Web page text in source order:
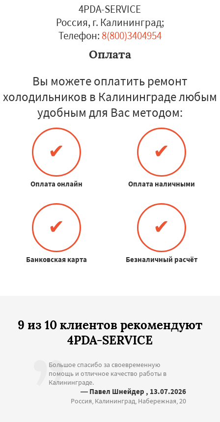
4PDA-SERVICE
Россия, г. Калининград;
Телефон: 8(800)3404954
Оплата
Вы можете оплатить ремонт
холодильников в Калининграде любым
удобным для Вас методом:
✔
Оплата онлайн
✔
Оплата наличными
✔
Банковская карта
✔
Безналичный расчёт
9 из 10 клиентов рекомендуют
4PDA-SERVICE
Большое спасибо за своевременную
помощь и отличное качество работы в
Калининграде.
— Павел Шнейдер , 13.07.2026
Россия, Калининград, Набережная, 20